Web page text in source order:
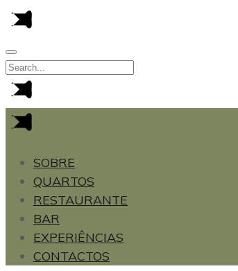
SOBRE
QUARTOS
RESTAURANTE
BAR
EXPERIÊNCIAS
CONTACTOS